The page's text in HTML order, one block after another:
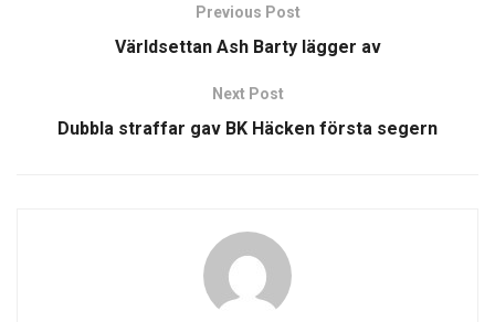
Previous Post
Världsettan Ash Barty lägger av
Next Post
Dubbla straffar gav BK Häcken första segern